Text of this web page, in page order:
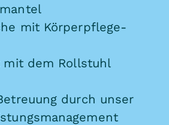
mit Körperpflege-
mit dem Rollstuhl
durch unser